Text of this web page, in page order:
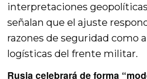
interpretaciones
señalan que el ajuste
razones de seguridad como
logísticas del frente militar.
Rusia celebrará de forma